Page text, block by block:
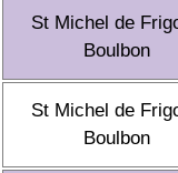
St Michel de
Boulbon
St Michel de
Boulbon